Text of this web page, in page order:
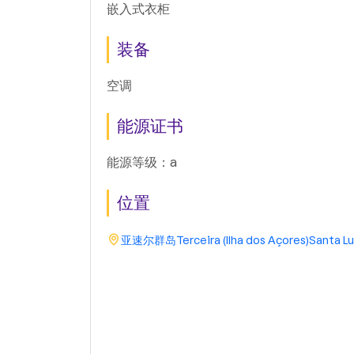
嵌入式衣柜
装备
空调
能源证书
能源等级：a
位置
亚速尔群岛Terceira (Ilha dos Açores)Santa